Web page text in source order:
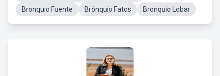
Bronquio Fuente
Brônquio Fatos Bronquio Lobar